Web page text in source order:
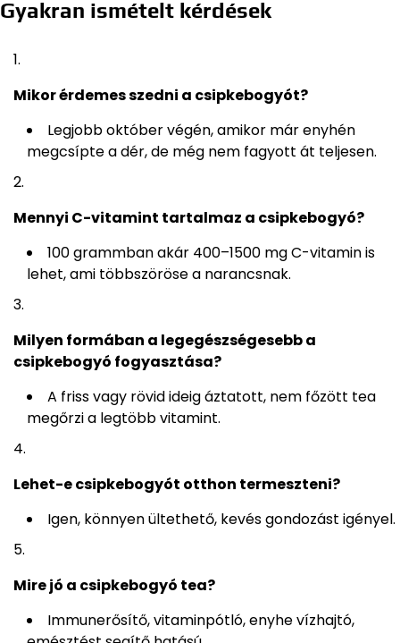
Gyakran ismételt kérdések
Mikor érdemes szedni a csipkebogyót?
Legjobb október végén, amikor már enyhén
megcsípte a dér, de még nem fagyott át teljesen.
Mennyi C-vitamint tartalmaz a csipkebogyó?
100 grammban akár 400–1500 mg C-vitamin is
lehet, ami többszöröse a narancsnak.
Milyen formában a legegészségesebb a
csipkebogyó fogyasztása?
A friss vagy rövid ideig áztatott, nem főzött tea
megőrzi a legtöbb vitamint.
Lehet-e csipkebogyót otthon termeszteni?
Igen, könnyen ültethető, kevés gondozást igényel.
Mire jó a csipkebogyó tea?
Immunerősítő, vitaminpótló, enyhe vízhajtó,